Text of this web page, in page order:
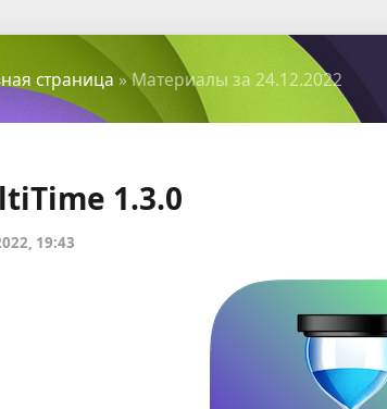
страница » Материалы за 24.12.2022
1.3.0
19:43